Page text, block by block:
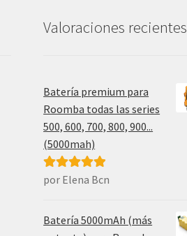
Valoraciones recientes
Batería premium para
Roomba todas las series
500, 600, 700, 800, 900...
(5000mah)
Valorado con
por Elena Bcn
Batería 5000mAh (más